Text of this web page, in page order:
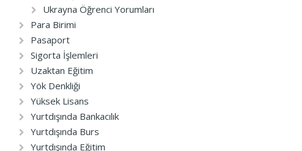
Ukrayna Öğrenci Yorumları
Para Birimi
Pasaport
Sigorta İşlemleri
Uzaktan Eğitim
Yök Denkliği
Yüksek Lisans
Yurtdışında Bankacılık
Yurtdışında Burs
Yurtdışında Eğitim